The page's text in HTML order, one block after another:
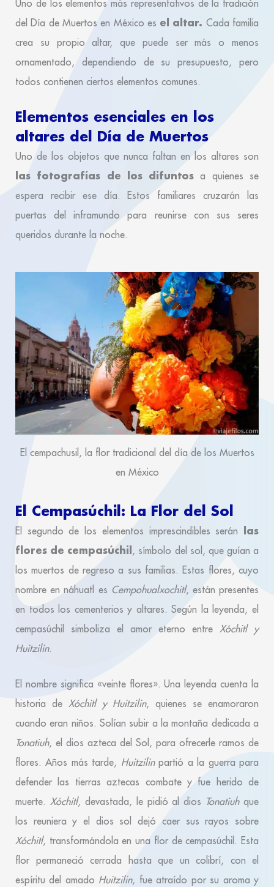
Uno de los elementos más representativos de la tradición
del Día de Muertos en México es el altar. Cada familia
crea su propio altar, que puede ser más o menos
ornamentado, dependiendo de su presupuesto, pero
todos contienen ciertos elementos comunes.
Elementos esenciales en los
altares del Día de Muertos
Uno de los objetos que nunca faltan en los altares son
las fotografías de los difuntos a quienes se
espera recibir ese día. Estos familiares cruzarán las
puertas del inframundo para reunirse con sus seres
queridos durante la noche.
El cempachusil, la flor tradicional del día de los Muertos
en México
El Cempasúchil: La Flor del Sol
El segundo de los elementos imprescindibles serán
las
flores de cempasúchil , símbolo del sol, que guían a
los muertos de regreso a sus familias. Estas flores, cuyo
nombre en náhuatl es Cempohualxochitl, están presentes
en todos los cementerios y altares. Según la leyenda, el
cempasúchil simboliza el amor eterno entre Xóchitl y
Huitzilin.
El nombre significa «veinte flores». Una leyenda cuenta la
historia deXóchitl y Huitzilin, quienes se enamoraron
cuando eran niños. Solían subir a la montaña dedicada a
Tonatiuh, el dios azteca del Sol, para ofrecerle ramos de
flores. Años más tarde, Huitzilinpartió a la guerra para
defender las tierras aztecas combate y fue herido de
muerte. Xóchitl, devastada, le pidió al dios Tonatiuhque
los reuniera y el dios sol dejó caer sus rayos sobre
Xóchitl, transformándola en una flor de cempasúchil. Esta
flor permaneció cerrada hasta que un colibrí, con el
espíritu del amado Huitzilin, fue atraído por su aroma y